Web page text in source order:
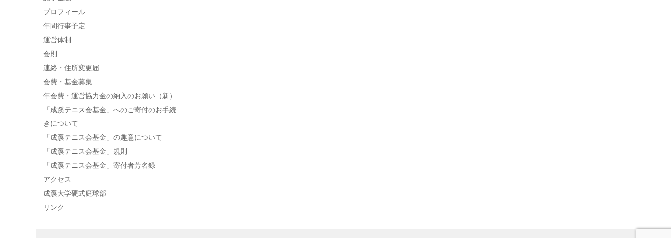
プロフィール
年間行事予定
運営体制
会則
連絡・住所変更届
会費・基金募集
年会費・運営協力金の納入のお願い（新）
「成蹊テニス会基金」へのご寄付のお手続
きについて
「成蹊テニス会基金」の趣意について
「成蹊テニス会基金」規則
「成蹊テニス会基金」寄付者芳名録
アクセス
成蹊大学硬式庭球部
リンク